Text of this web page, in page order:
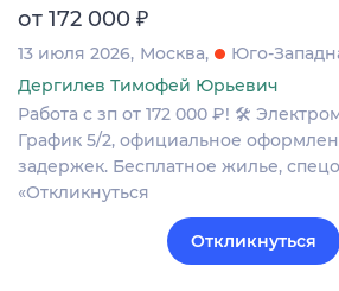
от 172 000 ₽
13 июля 2026 Москва
Юго-
Дергилев Тимофей Юрьевич
Работа с зп от 172 000 ₽! 🛠
График 5/2, официальное
задержек. Бесплатное жилье,
«Откликнуться
Откликнуться